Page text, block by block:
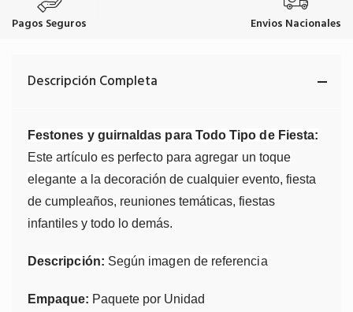
Pagos Seguros Envios Nacionales
Descripción Completa
Festones y guirnaldas para Todo Tipo de Fiesta:
Este artículo es perfecto para agregar un toque
elegante a la decoración de cualquier evento, fiesta
de cumpleaños, reuniones temáticas, fiestas
infantiles y todo lo demás.
Descripción: Según imagen de referencia
Empaque: Paquete por Unidad